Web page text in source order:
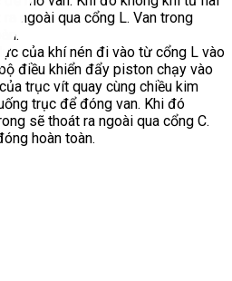
ngoài qua cổng L. Van trong
lực của khí nén đi vào từ cổng L vào
điều khiển đẩy piston chạy vào
trục vít quay cùng chiều kim
trục để đóng van. Khi đó
sẽ thoát ra ngoài qua cổng C.
hoàn toàn.